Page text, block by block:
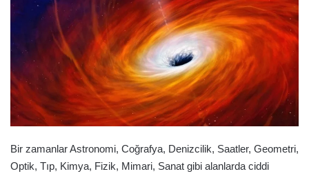
Bir zamanlar Astronomi, Coğrafya, Denizcilik, Saatler, Geometri,
Optik, Tıp, Kimya, Fizik, Mimari, Sanat gibi alanlarda ciddi